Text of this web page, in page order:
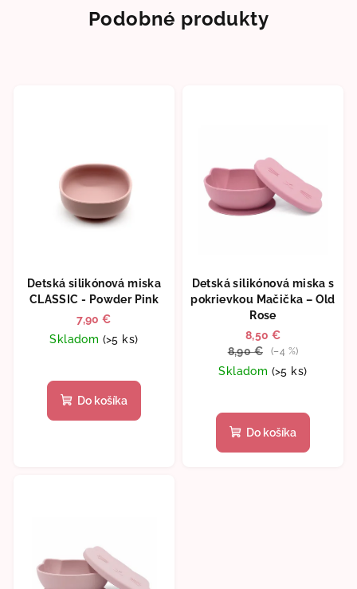
Podobné produkty
Detská silikónová miska
CLASSIC - Powder Pink
7,90 €
Skladom (>5 ks)
Do košíka
Detská silikónová miska s
pokrievkou Mačička – Old
Rose
8,50 €
8,90 €
(–4 %)
Skladom (>5 ks)
Do košíka